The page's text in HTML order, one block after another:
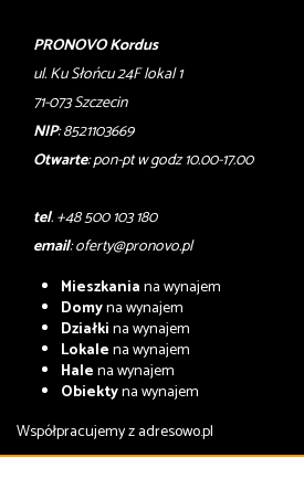
PRONOVO Kordus
ul. Ku Słońcu 24F lokal 1
71-073 Szczecin
NIP: 8521103669
Otwarte: pon-pt w godz 10.00-17.00
tel. +48 500 103 180
email:oferty@pronovo.pl
Mieszkaniana wynajem
Domyna wynajem
Działkina wynajem
Lokalena wynajem
Halena wynajem
Obiektyna wynajem
Współpracujemy zadresowo.pl